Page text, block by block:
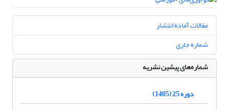
مقالات آماده انتشار
شماره جاری
شماره‌های پیشین نشریه
دوره 25 (1405)